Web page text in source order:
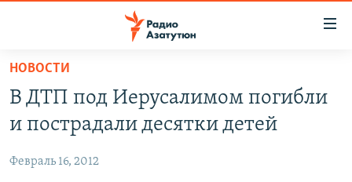
Перейти
основному
содержанию
НОВОСТИ
ПОЛИТИКА
ОБЩЕСТВО
НОВОСТИ
В ДТП под Иерусалимом погибли
и пострадали десятки детей
Февраль 16, 2012